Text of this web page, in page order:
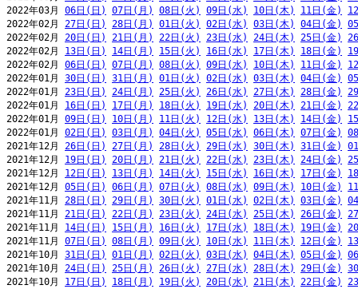
2022年03月 06日(日) 07日(月) 08日(火) 09日(水) 10日(木) 11日(金)
2022年02月 27日(日) 28日(月) 01日(火) 02日(水) 03日(木) 04日(金)
2022年02月 20日(日) 21日(月) 22日(火) 23日(水) 24日(木) 25日(金)
2022年02月 13日(日) 14日(月) 15日(火) 16日(水) 17日(木) 18日(金)
2022年02月 06日(日) 07日(月) 08日(火) 09日(水) 10日(木) 11日(金)
2022年01月 30日(日) 31日(月) 01日(火) 02日(水) 03日(木) 04日(金)
2022年01月 23日(日) 24日(月) 25日(火) 26日(水) 27日(木) 28日(金)
2022年01月 16日(日) 17日(月) 18日(火) 19日(水) 20日(木) 21日(金)
2022年01月 09日(日) 10日(月) 11日(火) 12日(水) 13日(木) 14日(金)
2022年01月 02日(日) 03日(月) 04日(火) 05日(水) 06日(木) 07日(金)
2021年12月 26日(日) 27日(月) 28日(火) 29日(水) 30日(木) 31日(金)
2021年12月 19日(日) 20日(月) 21日(火) 22日(水) 23日(木) 24日(金)
2021年12月 12日(日) 13日(月) 14日(火) 15日(水) 16日(木) 17日(金)
2021年12月 05日(日) 06日(月) 07日(火) 08日(水) 09日(木) 10日(金)
2021年11月 28日(日) 29日(月) 30日(火) 01日(水) 02日(木) 03日(金)
2021年11月 21日(日) 22日(月) 23日(火) 24日(水) 25日(木) 26日(金)
2021年11月 14日(日) 15日(月) 16日(火) 17日(水) 18日(木) 19日(金)
2021年11月 07日(日) 08日(月) 09日(火) 10日(水) 11日(木) 12日(金)
2021年10月 31日(日) 01日(月) 02日(火) 03日(水) 04日(木) 05日(金)
2021年10月 24日(日) 25日(月) 26日(火) 27日(水) 28日(木) 29日(金)
2021年10月 17日(日) 18日(月) 19日(火) 20日(水) 21日(木) 22日(金)